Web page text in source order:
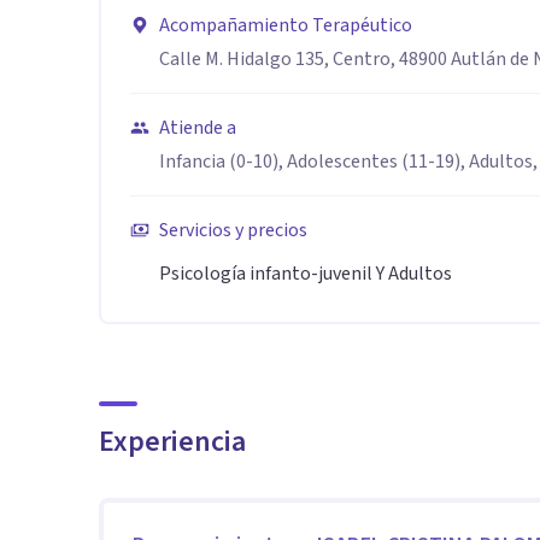
Aptitudes
con profesionalismo y ética, acompañamiento
observación y análisis clínico, con creatividad
"Creo en la terapia como un espacio de calma,
respeto y herramientas emocionales para que cada
Acompañamiento Terapéutico
Calle M. Hidalgo 135, Centro, 48900 Autlán de
Atiende a
Infancia (0-10), Adolescentes (11-19),
Servicios y precios
Psicología infanto-juvenil Y Adultos
Experiencia